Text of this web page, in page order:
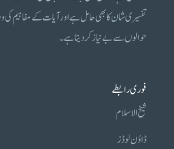
تفسیری شان کا بھی حامل ہے اور آیات کے مفاہیم
حوالوں سے بے نیاز کر دیتا ہے۔
فوری رابطے
شیخ الاسلام
ڈاؤن لوڈز